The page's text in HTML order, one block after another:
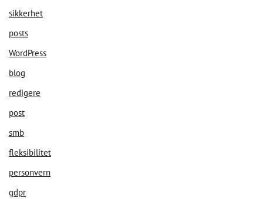
sikkerhet
posts
WordPress
blog
redigere
post
smb
fleksibilitet
personvern
gdpr